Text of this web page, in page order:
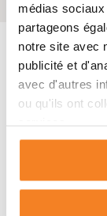
médias
partageons
notre site avec
publicité et
avec d'autres
ou qu'ils ont